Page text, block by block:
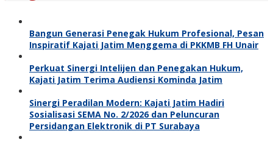
Bangun Generasi Penegak Hukum Profesional, Pesan
Inspiratif Kajati Jatim Menggema di PKKMB FH Unair
Perkuat Sinergi Intelijen dan Penegakan Hukum,
Kajati Jatim Terima Audiensi Kominda Jatim
Sinergi Peradilan Modern: Kajati Jatim Hadiri
Sosialisasi SEMA No. 2/2026 dan Peluncuran
Persidangan Elektronik di PT Surabaya